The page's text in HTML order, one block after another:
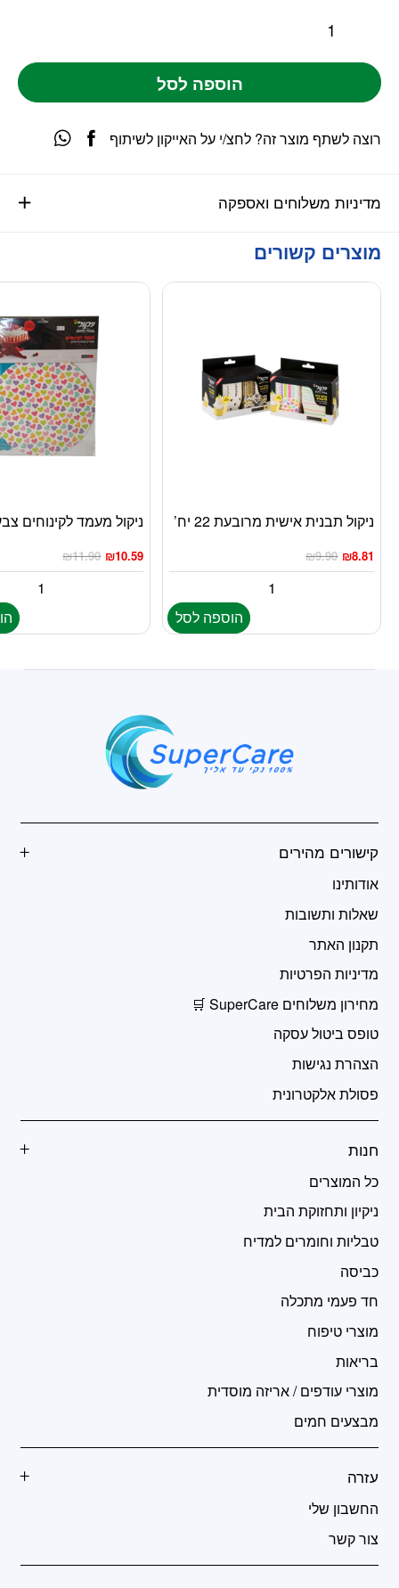
הוספה לסל
מדיניות משלוחים ואספקה
רוצה לשתף מוצר זה? לחצ/י על האייקון לשיתוף
מוצרים קשורים
ניקול תבנית אישית מרובעת 22 יח’
₪9.90 ₪8.81
הוספה לסל
ניקול מעמד לקינוחים
₪11.90 ₪10.59
קישורים מהירים
אודותינו
שאלות ותשובות
תקנון האתר
מדיניות הפרטיות
מחירון משלוחים SuperCare 🛒
טופס ביטול עסקה
הצהרת נגישות
פסולת אלקטרונית
חנות
כל המוצרים
ניקיון ותחזוקת הבית
טבליות וחומרים למדיח
כביסה
חד פעמי מתכלה
מוצרי טיפוח
בריאות
מוצרי עודפים / אריזה מוסדית
מבצעים חמים
עזרה
החשבון שלי
צור קשר